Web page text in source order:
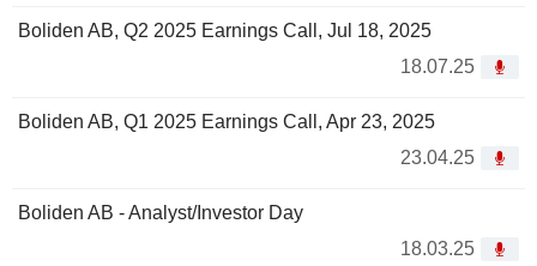
Boliden AB, Q2 2025 Earnings Call, Jul 18, 2025
18.07.25
Boliden AB, Q1 2025 Earnings Call, Apr 23, 2025
23.04.25
Boliden AB - Analyst/Investor Day
18.03.25